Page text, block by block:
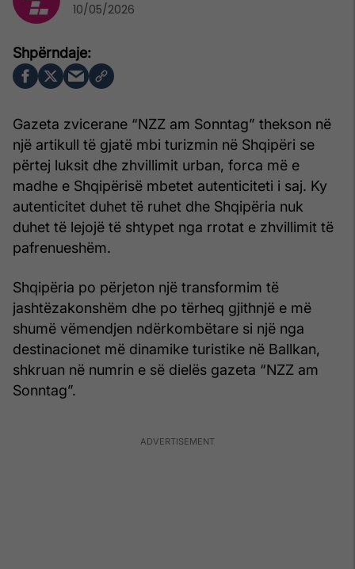
Gazeta zvicerane “NZZ am Sonntag” thekson në
një artikull të gjatë mbi turizmin në Shqipëri se
përtej luksit dhe zhvillimit urban, forca më e
madhe e Shqipërisë mbetet autenticiteti i saj. Ky
autenticitet duhet të ruhet dhe Shqipëria nuk
duhet të lejojë të shtypet nga rrotat e zhvillimit të
pafrenueshëm.
Shqipëria po përjeton një transformim të
jashtëzakonshëm dhe po tërheq gjithnjë e më
shumë vëmendjen ndërkombëtare si një nga
destinacionet më dinamike turistike në Ballkan,
shkruan në numrin e së dielës gazeta “NZZ am
Sonntag”.
10/05/2026